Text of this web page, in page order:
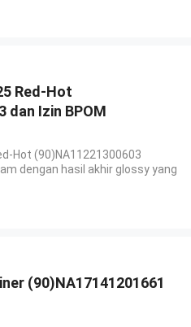
Red-Hot
dan Izin BPOM
Hot (90)NA11221300603
dengan hasil akhir glossy yang
(90)NA17141201661